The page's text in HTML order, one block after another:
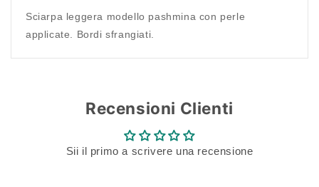
Sciarpa leggera modello pashmina con perle
applicate. Bordi sfrangiati.
Recensioni Clienti
Sii il primo a scrivere una recensione
Login